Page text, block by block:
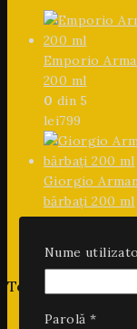
Emporio
200 ml
0 din 5
lei799
Giorgio
bărbați 200 ml
0din 5
Te intereseaza
Acasa
Nume
Parolă *